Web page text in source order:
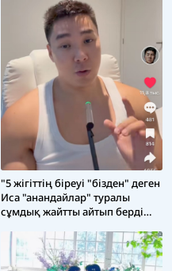
"5 жігіттің біреуі "бізден" деген
Иса "анандайлар" туралы
сұмдық жайтты айтып берді